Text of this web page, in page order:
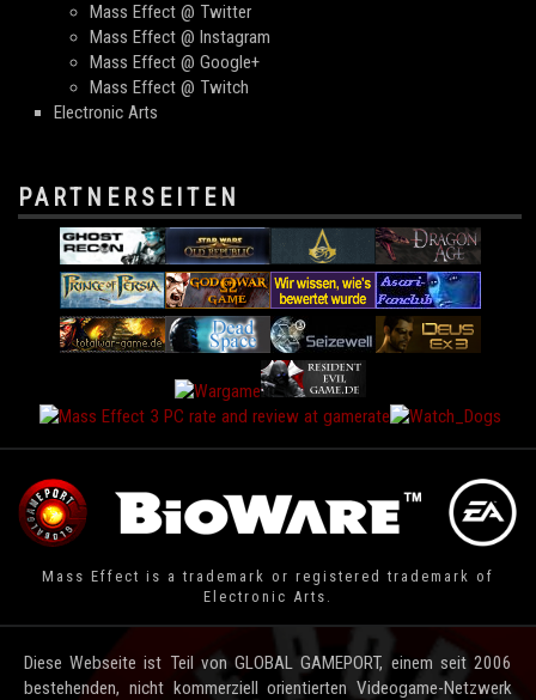
Mass Effect @ Twitter
Mass Effect @ Instagram
Mass Effect @ Google+
Mass Effect @ Twitch
Electronic Arts
PARTNERSEITEN
Mass Effect is a trademark or registered trademark of
Electronic Arts.
Diese Webseite ist Teil von GLOBAL GAMEPORT, einem seit 2006
bestehenden, nicht kommerziell orientierten Videogame-Netzwerk